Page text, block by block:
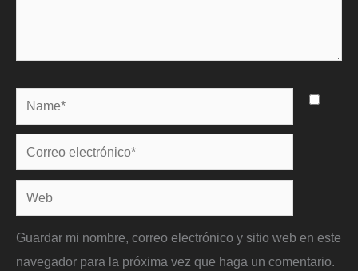
Name*
Correo
electrónico*
Web
Guardar mi nombre, correo electrónico y sitio web en este
navegador para la próxima vez que haga un comentario.